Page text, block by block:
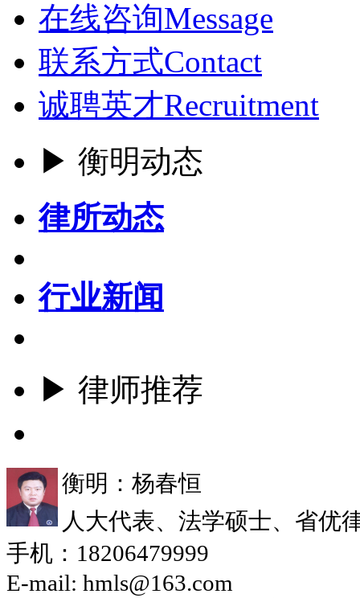
在线咨询Message
联系方式Contact
诚聘英才Recruitment
▶ 衡明动态
律所动态
行业新闻
▶ 律师推荐
衡明：杨春恒
人大代表、法学硕士、省优
手机：18206479999
E-mail: hmls@163.com